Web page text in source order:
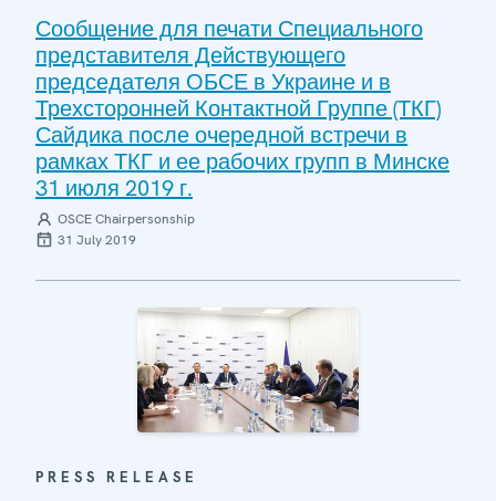
Сообщение для печати Специального
представителя Действующего
председателя ОБСЕ в Украине и в
Трехсторонней Контактной Группе (ТКГ)
Сайдика после очередной встречи в
рамках ТКГ и ее рабочих групп в Минске
31 июля 2019 г.
OSCE Chairpersonship
31 July 2019
PRESS RELEASE